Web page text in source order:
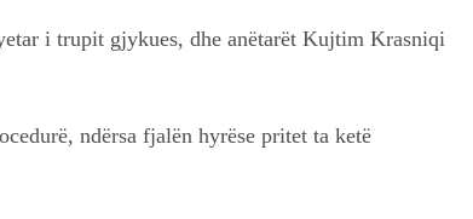
i trupit gjykues, dhe anëtarët Kujtim Krasniqi
ndërsa fjalën hyrëse pritet ta ketë